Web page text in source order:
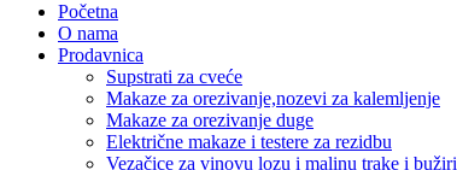
Početna
O nama
Prodavnica
Supstrati za cveće
Makaze za orezivanje,nozevi za kalemljenje
Makaze za orezivanje duge
Električne makaze i testere za rezidbu
Vezačice za vinovu lozu i malinu trake i bužiri